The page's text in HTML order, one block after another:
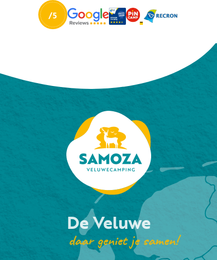
De Veluwe
daar geniet je samen!